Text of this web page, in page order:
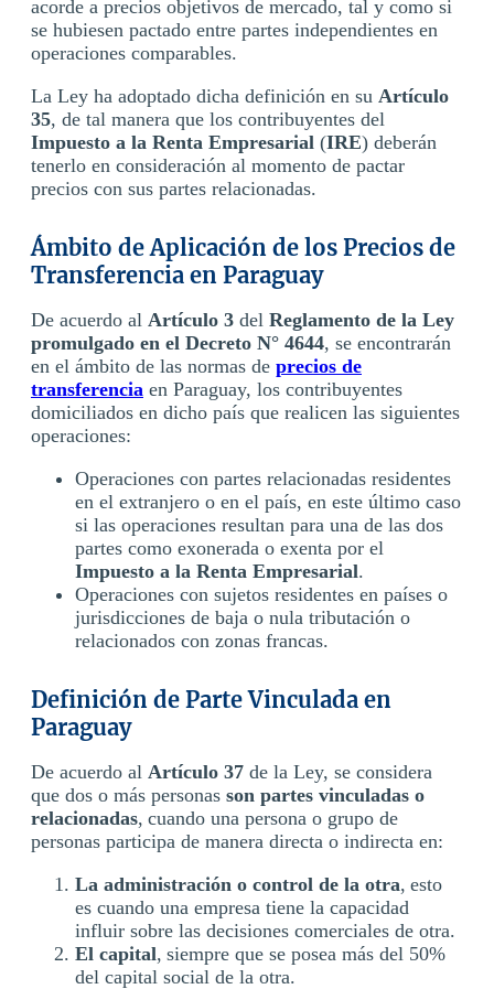
acorde a precios objetivos de mercado, tal y como si
se hubiesen pactado entre partes independientes en
operaciones comparables.
La Ley ha adoptado dicha definición en su Artículo
35, de tal manera que los contribuyentes del
Impuesto a la Renta Empresarial (IRE) deberán
tenerlo en consideración al momento de pactar
precios con sus partes relacionadas.
Ámbito de Aplicación de los Precios de
Transferencia en Paraguay
De acuerdo al Artículo 3 del Reglamento de la Ley
promulgado en el Decreto N° 4644, se encontrarán
en el ámbito de las normas de precios de
transferencia en Paraguay, los contribuyentes
domiciliados en dicho país que realicen las siguientes
operaciones:
Operaciones con partes relacionadas residentes
en el extranjero o en el país, en este último caso
si las operaciones resultan para una de las dos
partes como exonerada o exenta por el
Impuesto a la Renta Empresarial.
Operaciones con sujetos residentes en países o
jurisdicciones de baja o nula tributación o
relacionados con zonas francas.
Definición de Parte Vinculada en
Paraguay
De acuerdo al Artículo 37 de la Ley, se considera
que dos o más personas son partes vinculadas o
relacionadas, cuando una persona o grupo de
personas participa de manera directa o indirecta en:
La administración o control de la otra, esto
es cuando una empresa tiene la capacidad
influir sobre las decisiones comerciales de otra.
El capital, siempre que se posea más del 50%
del capital social de la otra.